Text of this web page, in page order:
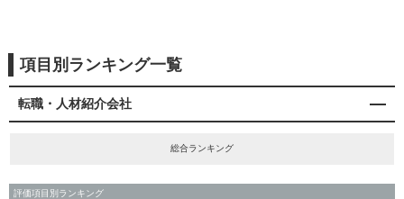
項目別ランキング一覧
転職・人材紹介会社
総合ランキング
評価項目別ランキング